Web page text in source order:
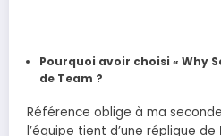
Pourquoi avoir choisi « Why
de Team ?
Référence oblige à ma
l’équipe tient d’une réplique de